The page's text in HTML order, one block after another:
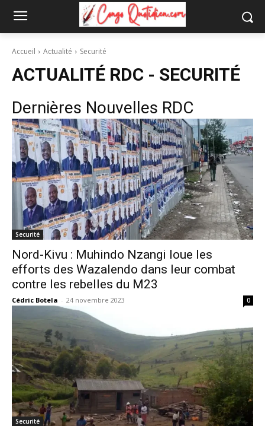
Accueil Actualité Securité
ACTUALITÉ RDC - SECURITÉ
Dernières Nouvelles RDC
Securité
Nord-Kivu : Muhindo Nzangi loue les
efforts des Wazalendo dans leur combat
contre les rebelles du M23
Cédric Botela - 24 novembre 2023 0
Securité